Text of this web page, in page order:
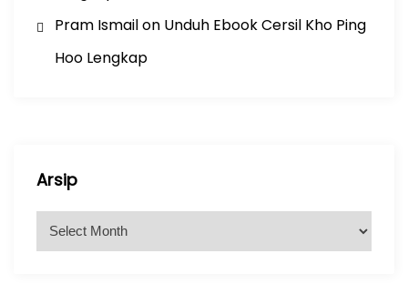
Pram Ismailon Unduh Ebook Cersil Kho Ping
Hoo Lengkap
Arsip